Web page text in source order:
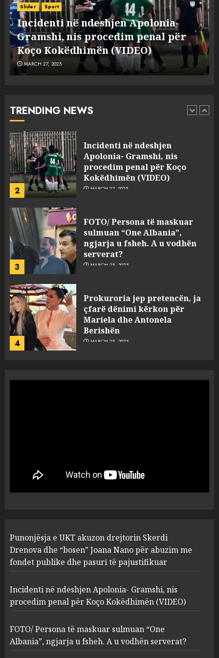
Slider Sport
Incidenti në ndeshjen Apolonia-
Gramshi, nis procedim penal për
Koço Kokëdhimën (VIDEO)
MARCH 27, 2025
TRENDING NEWS
1
drejtorin Skerdi Drenova dhe
“bosen” Joana Nano për
abuzim me fondet publike dhe
pasuri të pajustifikuar
JULY 24, 2025
2
Incidenti në ndeshjen
MARCH 27, 2025
3
FOTO/ Persona të maskuar
sulmuan “One Albania”,
ngjarja u fsheh. A u vodhën
serverat?
MARCH 25, 2025
4
Prokuroria jep pretencën, ja
çfarë dënimi kërkon për
Mariela dhe Antonela
Berishën
MARCH 25, 2025
5
“Ai që drejtonte makinën më
ngjau me Talo Çelën”,
dëshmia e Nuredin Dumanit
flet për PERSONAT që e
plagosën!
2
procedim penal për Koço
Kokëdhimën (VIDEO)
MARCH 27, 2025
3
sulmuan “One Albania”,
ngjarja u fsheh. A u vodhën
serverat?
MARCH 25, 2025
4
Prokuroria jep pretencën, ja
çfarë dënimi kërkon për
Mariela dhe Antonela
Berishën
MARCH 25, 2025
Punonjësja e UKT akuzon drejtorin Skerdi
Drenova dhe “bosen” Joana Nano për abuzim me
fondet publike dhe pasuri të pajustifikuar
Incidenti në ndeshjen Apolonia- Gramshi, nis
procedim penal për Koço Kokëdhimën (VIDEO)
FOTO/ Persona të maskuar sulmuan “One
Albania”, ngjarja u fsheh. A u vodhën serverat?